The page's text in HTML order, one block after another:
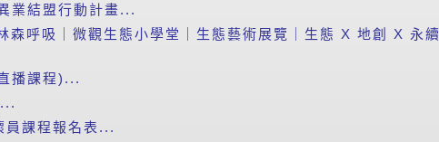
業結盟行動計畫...
森呼吸｜微觀生態小學堂｜生態藝術展覽｜生態 X 地創 X 永續
播課程)...
員課程報名表...